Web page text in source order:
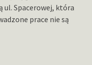
ul. Spacerowej, która
prace nie są